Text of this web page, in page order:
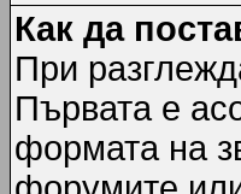
Как да
При
Първата е
формата на